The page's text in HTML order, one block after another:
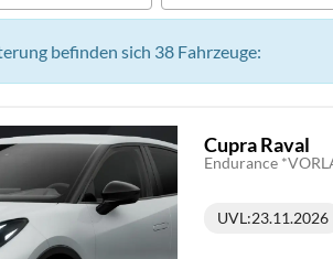
befinden sich 38 Fahrzeuge:
Cupra Raval
UVL:23.11.2026